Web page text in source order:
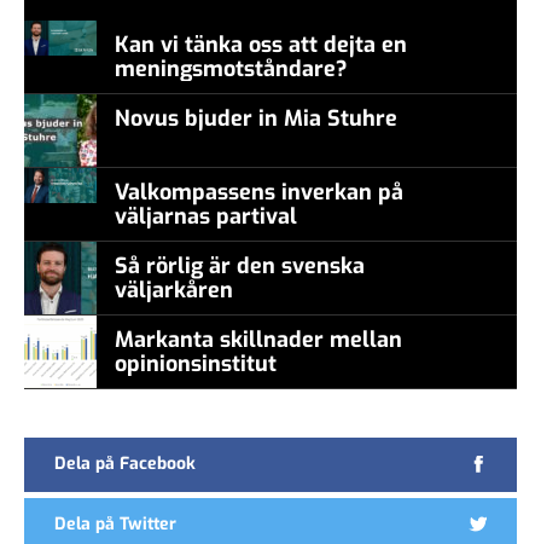
Kan vi tänka oss att dejta en
meningsmotståndare?
Novus bjuder in Mia Stuhre
Valkompassens inverkan på
väljarnas partival
Så rörlig är den svenska
väljarkåren
Markanta skillnader mellan
opinionsinstitut
Dela på Facebook
Dela på Twitter